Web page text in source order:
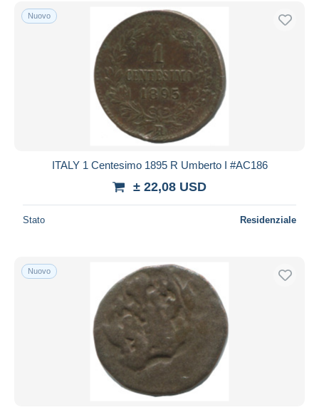
Spedizione gratuita
Metodi di pagamento
PayPal
Bonifico bancario
Visa
Mastercard
Bancontact
Residenza del venditore
Aggiorna
Nuovo
ITALY 1 Centesimo 1895 R Umberto I #AC186
± 22,08 USD
Stato Residenziale
Nuovo